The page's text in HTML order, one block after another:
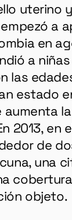
uterino
a
en
a
las
estado
aumenta
2013, en
de
una
objeto.